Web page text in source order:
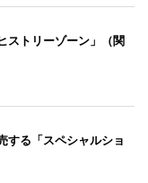
ストリーゾーン」（関
する「スペシャルショ